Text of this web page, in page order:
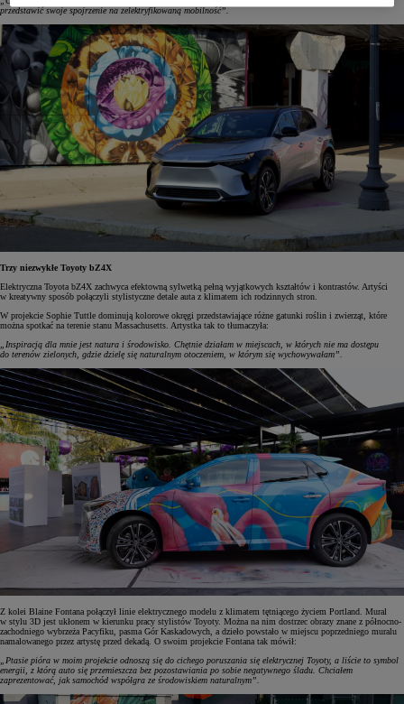
przedstawić swoje spojrzenie na zelektryfikowaną mobilność”.
Trzy niezwykłe Toyoty bZ4X
Elektryczna Toyota bZ4X zachwyca efektowną sylwetką pełną wyjątkowych kształtów i kontrastów. Artyści
w kreatywny sposób połączyli stylistyczne detale auta z klimatem ich rodzinnych stron.
W projekcie Sophie Tuttle dominują kolorowe okręgi przedstawiające różne gatunki roślin i zwierząt, które
można spotkać na terenie stanu Massachusetts. Artystka tak to tłumaczyła:
„Inspiracją dla mnie jest natura i środowisko. Chętnie działam w miejscach, w których nie ma dostępu
do terenów zielonych, gdzie dzielę się naturalnym otoczeniem, w którym się wychowywałam”.
Z kolei Blaine Fontana połączył linie elektrycznego modelu z klimatem tętniącego życiem Portland. Mural
w stylu 3D jest ukłonem w kierunku pracy stylistów Toyoty. Można na nim dostrzec obrazy znane z północno-
zachodniego wybrzeża Pacyfiku, pasma Gór Kaskadowych, a dzieło powstało w miejscu poprzedniego muralu
namalowanego przez artystę przed dekadą. O swoim projekcie Fontana tak mówił:
„Ptasie pióra w moim projekcie odnoszą się do cichego poruszania się elektrycznej Toyoty, a liście to symbol
energii, z którą auto się przemieszcza bez pozostawiania po sobie negatywnego śladu. Chciałem
zaprezentować, jak samochód współgra ze środowiskiem naturalnym”.